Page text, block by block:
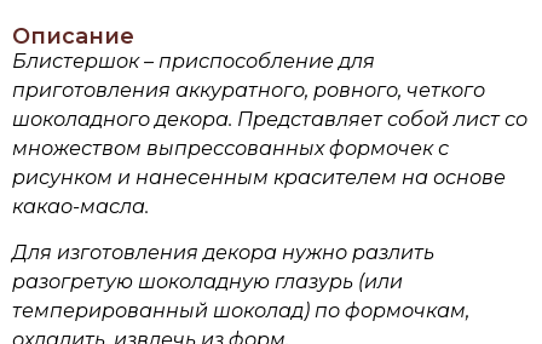
Описание
Блистершок – приспособление для
приготовления аккуратного, ровного, четкого
шоколадного декора. Представляет собой лист со
множеством выпрессованных формочек с
рисунком и нанесенным красителем на основе
какао-масла.
Для изготовления декора нужно разлить
разогретую шоколадную глазурь (или
темперированный шоколад) по формочкам,